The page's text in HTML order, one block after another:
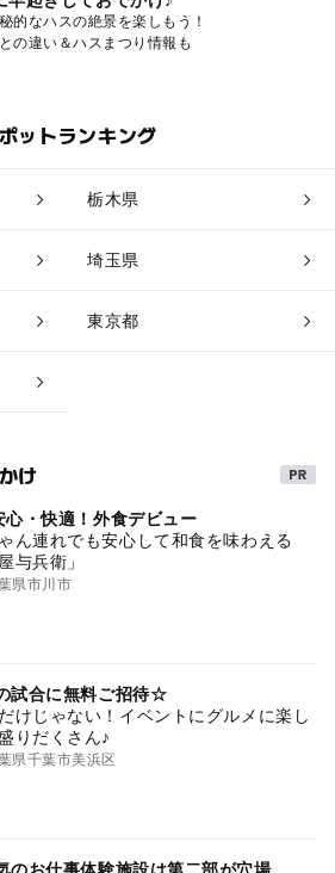
的なハスの絶景を楽しもう！
の違い＆ハスまつり情報も
ットランキング
栃木県
埼玉県
東京都
け
・快適！外食デビュー
ん連れでも安心して和食を味わえる
与兵衛」
県市川市
試合に無料ご招待☆
けじゃない！イベントにグルメに楽し
りだくさん♪
県千葉市美浜区
のお仕事体験施設は第二部が穴場